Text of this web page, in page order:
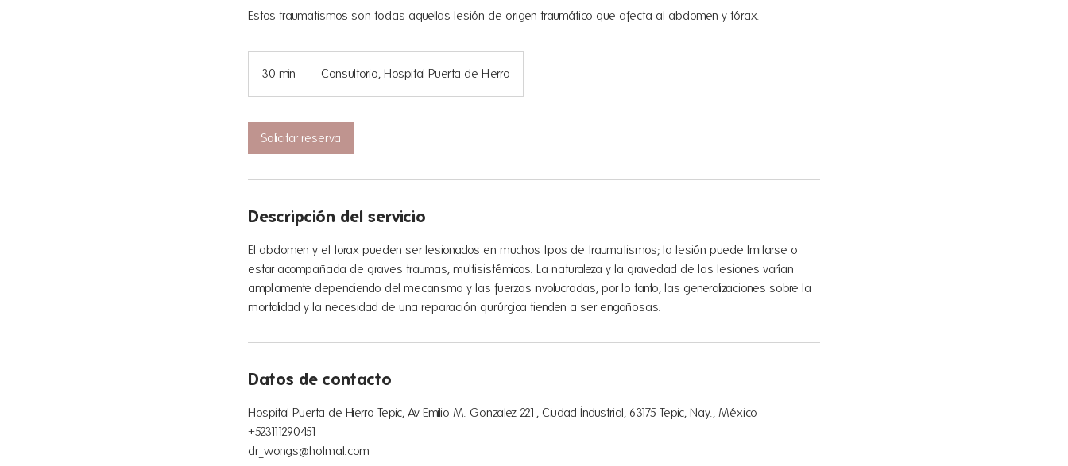
Estos traumatismos son todas aquellas lesión de origen traumático que afecta al abdomen y tórax.
30 min Consultorio, Hospital Puerta de Hierro
Solicitar reserva
Descripción del servicio
El abdomen y el torax pueden ser lesionados en muchos tipos de traumatismos; la lesión puede limitarse o
estar acompañada de graves traumas, multisistémicos. La naturaleza y la gravedad de las lesiones varían
ampliamente dependiendo del mecanismo y las fuerzas involucradas, por lo tanto, las generalizaciones sobre la
mortalidad y la necesidad de una reparación quirúrgica tienden a ser engañosas.
Datos de contacto
Hospital Puerta de Hierro Tepic, Av Emilio M. Gonzalez 221, Ciudad Industrial, 63175 Tepic, Nay., México
+523111290451
dr_wongs@hotmail.com